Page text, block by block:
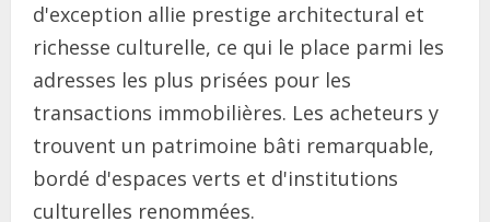
d'exception allie prestige architectural et
richesse culturelle, ce qui le place parmi les
adresses les plus prisées pour les
transactions immobilières. Les acheteurs y
trouvent un patrimoine bâti remarquable,
bordé d'espaces verts et d'institutions
culturelles renommées.